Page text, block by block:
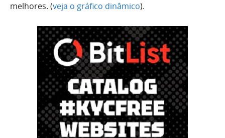
melhores. (veja o gráfico dinâmico).